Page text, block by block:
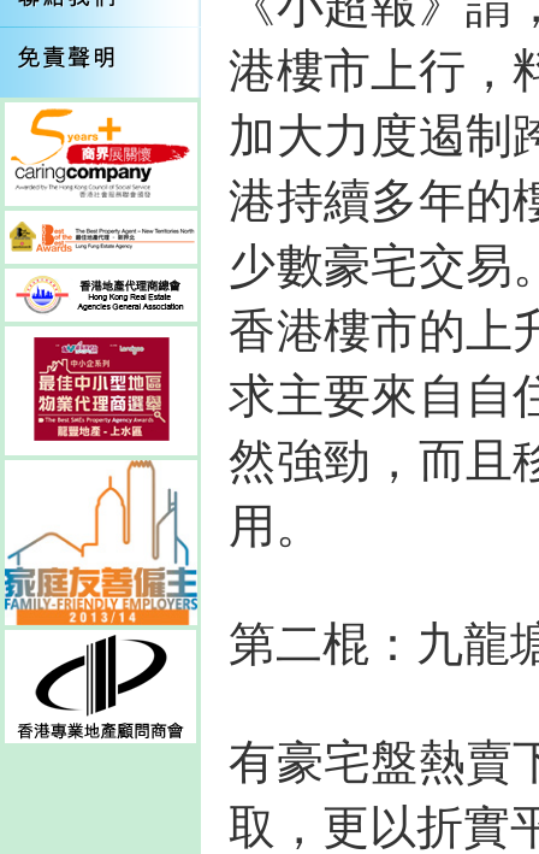
港樓市上行，
加大力度遏制
港持續多年的
少數豪宅交易
香港樓市的上
求主要來自自
然強勁，而且
用。
第二棍：九龍
有豪宅盤熱賣
取，更以折實